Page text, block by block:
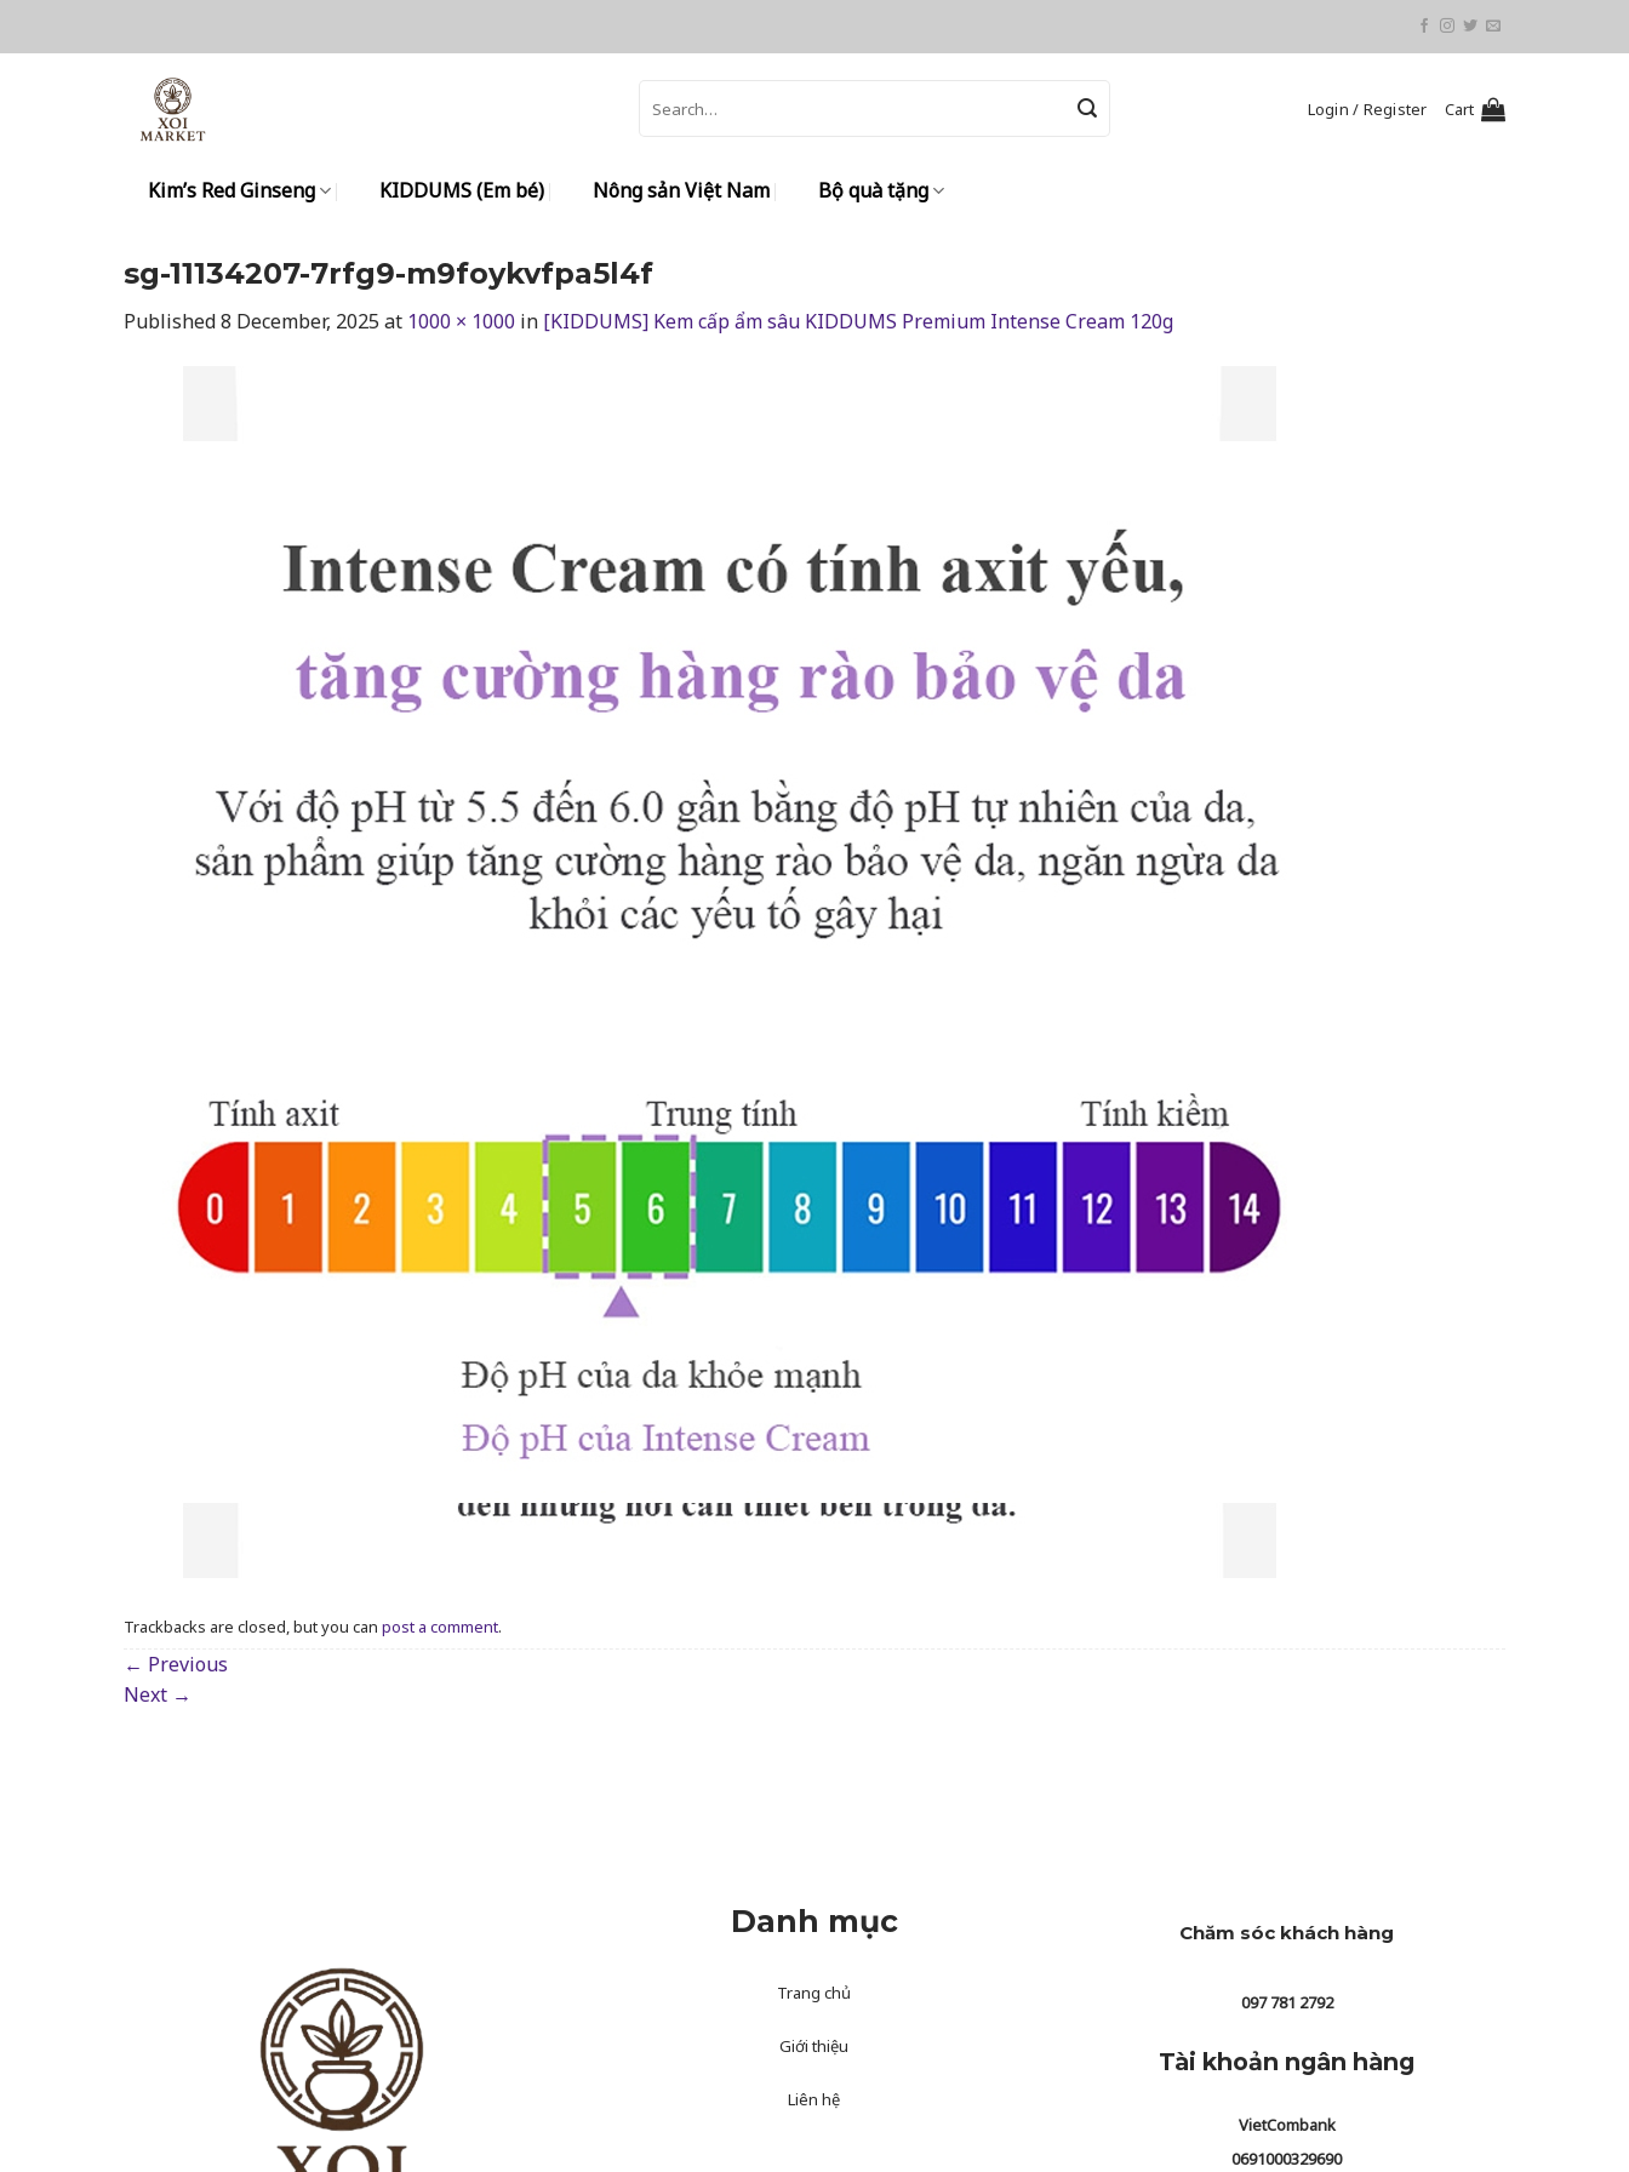
for:
Login / Register Cart
Kim’s Red Ginseng KIDDUMS (Em bé) Nông sản Việt Nam Bộ quà tặng
sg-11134207-7rfg9-m9foykvfpa5l4f
Published8 December, 2025 at 1000 × 1000 in [KIDDUMS] Kem cấp ẩm sâu KIDDUMS Premium Intense Cream 120g
Trackbacks are closed, but you can post a comment.
← Previous
Next →
Danh mục
Trang chủ
Giới thiệu
Liên hệ
Chăm sóc khách hàng
097 781 2792
Tài khoản ngân hàng
VietCombank
0691000329690